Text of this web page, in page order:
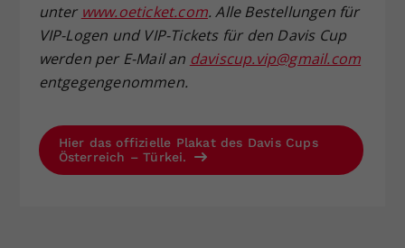
unter www.oeticket.com. Alle Bestellungen für
VIP-Logen und VIP-Tickets für den Davis Cup
werden per E-Mail an daviscup.vip@gmail.com
entgegengenommen.
Hier das offizielle Plakat des Davis Cups
Österreich – Türkei.